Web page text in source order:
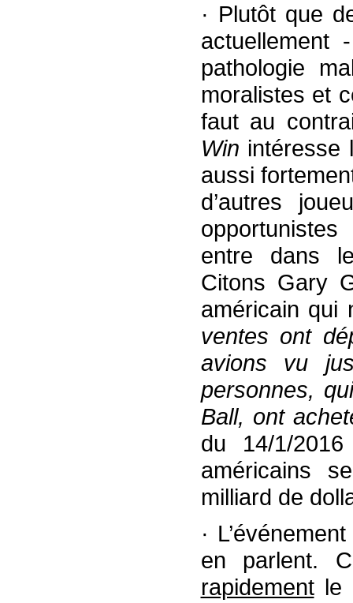
· Plutôt que
actuellement
pathologie
moralistes et
faut au
Win intéresse
aussi
d’autres
entre dans
Citons Gary
américain qui
ventes ont
avions vu
personnes,
Ball, ont
du 14/1/
américains
milliard de
·
en parlent.
rapidementle